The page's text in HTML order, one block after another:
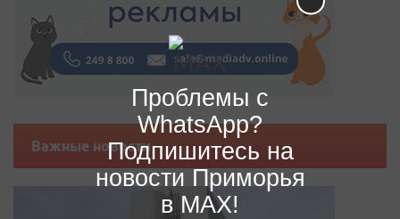
Важные новости
Проблемы с
WhatsApp?
Подпишитесь на
новости Приморья
в MAX!